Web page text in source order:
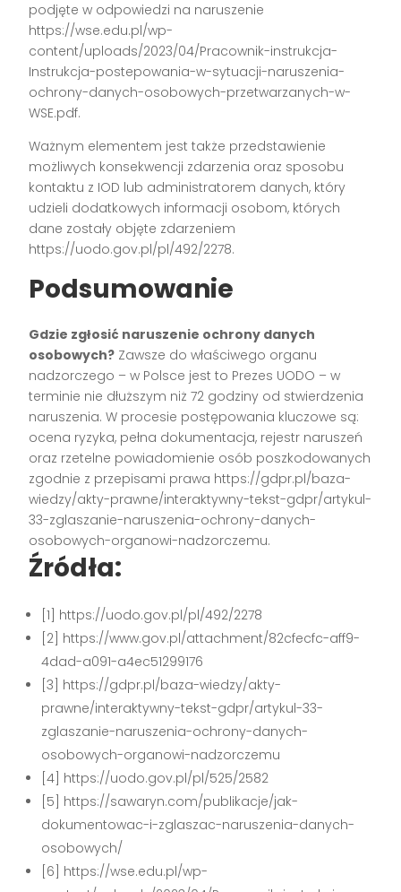
podjęte w odpowiedzi na naruszenie
https://wse.edu.pl/wp-
content/uploads/2023/04/Pracownik-instrukcja-
Instrukcja-postepowania-w-sytuacji-naruszenia-
ochrony-danych-osobowych-przetwarzanych-w-
WSE.pdf.
Ważnym elementem jest także przedstawienie
możliwych konsekwencji zdarzenia oraz sposobu
kontaktu z IOD lub administratorem danych, który
udzieli dodatkowych informacji osobom, których
dane zostały objęte zdarzeniem
https://uodo.gov.pl/pl/492/2278.
Podsumowanie
Gdzie zgłosić naruszenie ochrony danych
osobowych? Zawsze do właściwego organu
nadzorczego – w Polsce jest to Prezes UODO – w
terminie nie dłuższym niż 72 godziny od stwierdzenia
naruszenia. W procesie postępowania kluczowe są:
ocena ryzyka, pełna dokumentacja, rejestr naruszeń
oraz rzetelne powiadomienie osób poszkodowanych
zgodnie z przepisami prawa https://gdpr.pl/baza-
wiedzy/akty-prawne/interaktywny-tekst-gdpr/artykul-
33-zglaszanie-naruszenia-ochrony-danych-
osobowych-organowi-nadzorczemu.
Źródła:
[1] https://uodo.gov.pl/pl/492/2278
[2] https://www.gov.pl/attachment/82cfecfc-aff9-
4dad-a091-a4ec51299176
[3] https://gdpr.pl/baza-wiedzy/akty-
prawne/interaktywny-tekst-gdpr/artykul-33-
zglaszanie-naruszenia-ochrony-danych-
osobowych-organowi-nadzorczemu
[4] https://uodo.gov.pl/pl/525/2582
[5] https://sawaryn.com/publikacje/jak-
dokumentowac-i-zglaszac-naruszenia-danych-
osobowych/
[6] https://wse.edu.pl/wp-